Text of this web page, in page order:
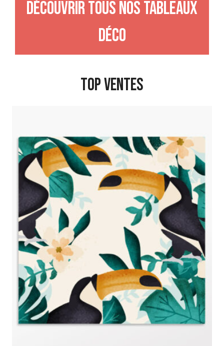
Découvrir tous nos tableaux
déco
TOP VENTES